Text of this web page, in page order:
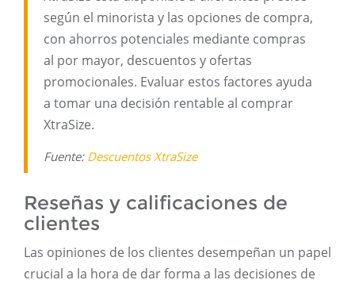
según el minorista y las opciones de compra,
con ahorros potenciales mediante compras
al por mayor, descuentos y ofertas
promocionales. Evaluar estos factores ayuda
a tomar una decisión rentable al comprar
XtraSize.
Fuente: Descuentos XtraSize
Reseñas y calificaciones de
clientes
Las opiniones de los clientes desempeñan un papel
crucial a la hora de dar forma a las decisiones de